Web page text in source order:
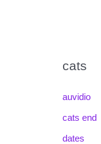
cats
auvidio
cats end
dates